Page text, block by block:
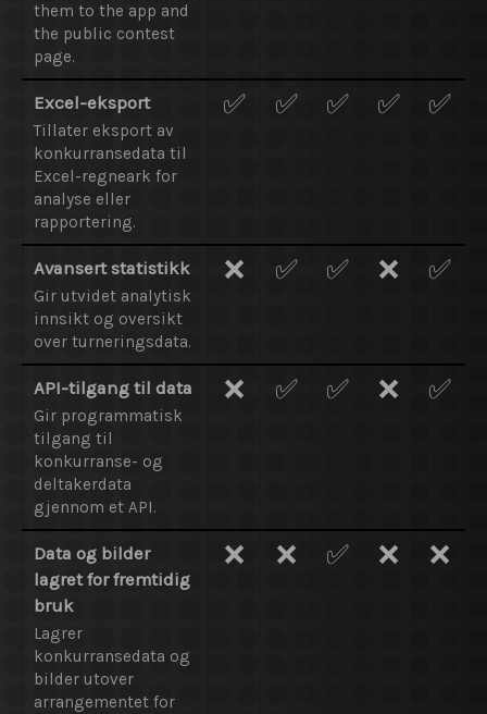
them to the app and
the public contest
page.
Excel-eksport
Tillater eksport av
konkurransedata til
Excel-regneark for
analyse eller
rapportering.
✅ ✅ ✅ ✅ ✅
Avansert statistikk
Gir utvidet analytisk
innsikt og oversikt
over turneringsdata.
❌ ✅ ✅ ❌ ✅
API-tilgang til data
Gir programmatisk
tilgang til
konkurranse- og
deltakerdata
gjennom et API.
❌ ✅ ✅ ❌ ✅
Data og bilder
lagret for fremtidig
bruk
Lagrer
konkurransedata og
bilder utover
arrangementet for
❌ ❌ ✅ ❌ ❌